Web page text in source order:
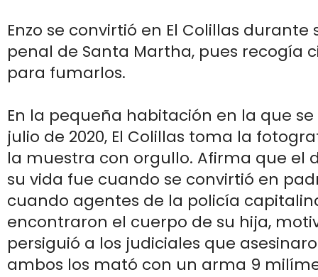
Enzo se convirtió en El Colillas
penal de Santa Martha, pues recogía
para fumarlos.
En la pequeña habitación en la que
julio de 2020, El Colillas toma la
la muestra con orgullo. Afirma que el
su vida fue cuando se convirtió en
cuando agentes de la policía
encontraron el cuerpo de su hija,
persiguió a los judiciales que
ambos los mató con un arma 9